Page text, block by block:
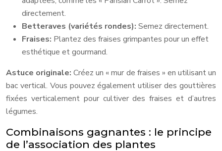
directement.
Betteraves (variétés rondes): Semez directement.
Fraises: Plantez des fraises grimpantes pour un effet
esthétique et gourmand.
Astuce originale:Créez un « mur de fraises » en utilisant un
bac vertical. Vous pouvez également utiliser des gouttières
fixées verticalement pour cultiver des fraises et d’autres
légumes.
Combinaisons gagnantes : le principe
de l’association des plantes